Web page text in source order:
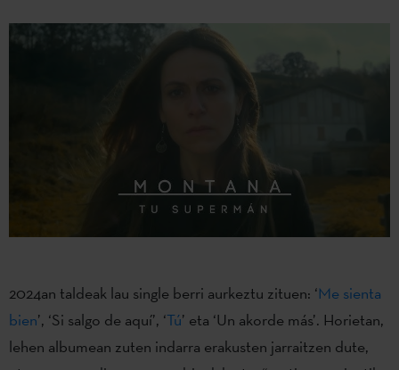
2024an taldeak lau single berri aurkeztu zituen: ‘Me sienta
bien’, ‘Si salgo de aquí’, ‘Tú’ eta ‘Un akorde más’. Horietan,
lehen albumean zuten indarra erakusten jarraitzen dute,